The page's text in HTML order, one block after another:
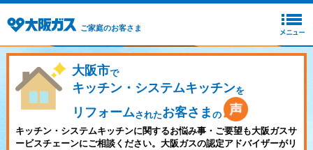
ご家庭のお客さま
大阪市で
キッチン・システムキッチンを
リフォームされたお客さま の
キッチン・システムキッチンに関するお悩み事・ご要望も大阪ガスサ
ービスチェーンにご相談ください。大阪ガスの認定アドバイザーがリ